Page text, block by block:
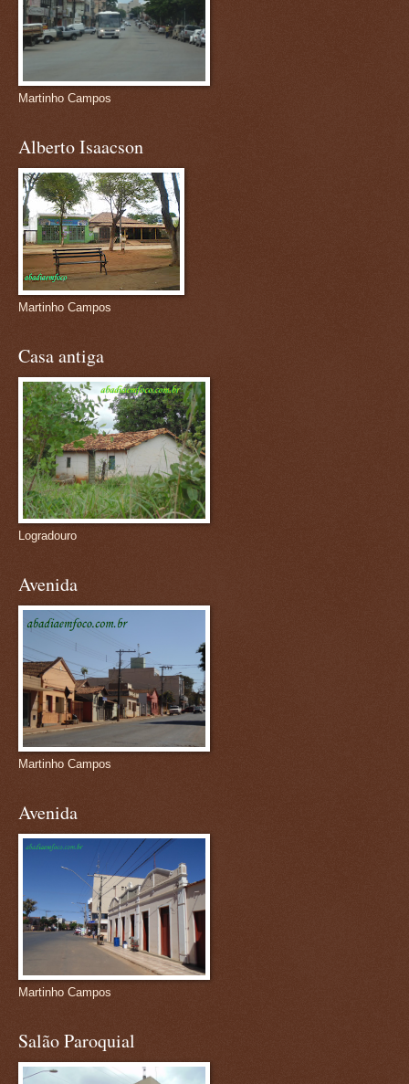
Martinho Campos
Alberto Isaacson
Martinho Campos
Casa antiga
Logradouro
Avenida
Martinho Campos
Avenida
Martinho Campos
Salão Paroquial